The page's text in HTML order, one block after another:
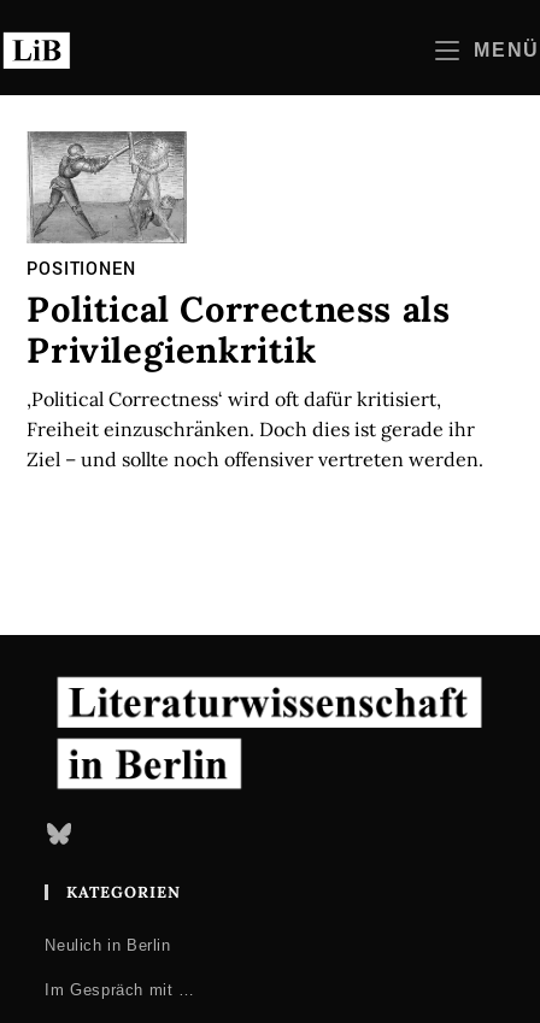
Inhalt
springen
MENÜ
POSITIONEN
Political Correctness als
Privilegienkritik
‚Political Correctness‘ wird oft dafür kritisiert,
Freiheit einzuschränken. Doch dies ist gerade ihr
Ziel – und sollte noch offensiver vertreten werden.
Bluesky
KATEGORIEN
Neulich in Berlin
Im Gespräch mit …